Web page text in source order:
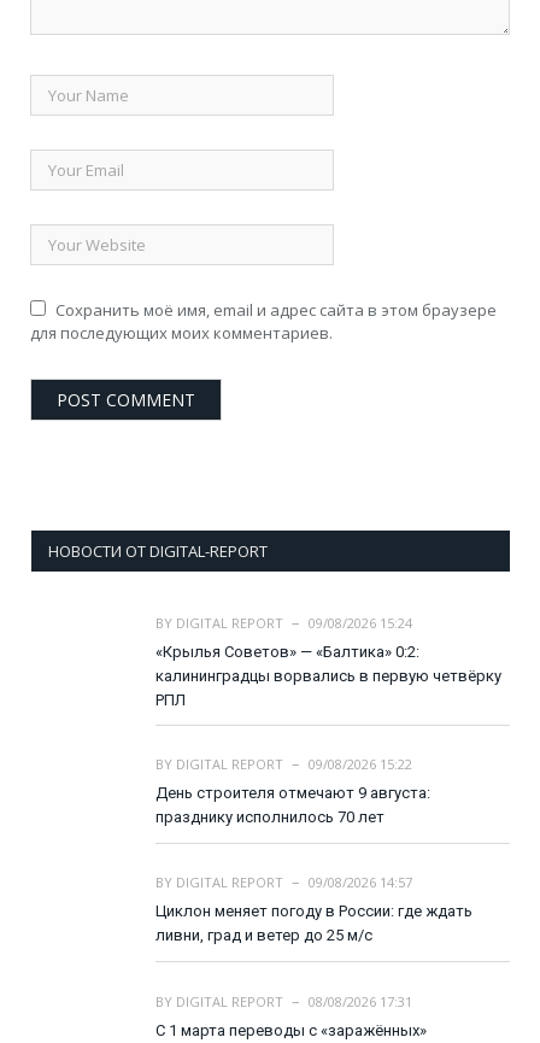
Сохранить моё имя, email и адрес сайта в этом браузере
для последующих моих комментариев.
НОВОСТИ ОТ DIGITAL-REPORT
BY DIGITAL REPORT
09/08/2026 15:24
«Крылья Советов» — «Балтика» 0:2:
калининградцы ворвались в первую четвёрку
РПЛ
BY DIGITAL REPORT
09/08/2026 15:22
День строителя отмечают 9 августа:
празднику исполнилось 70 лет
BY DIGITAL REPORT
09/08/2026 14:57
Циклон меняет погоду в России: где ждать
ливни, град и ветер до 25 м/с
BY DIGITAL REPORT
08/08/2026 17:31
С 1 марта переводы с «заражённых»